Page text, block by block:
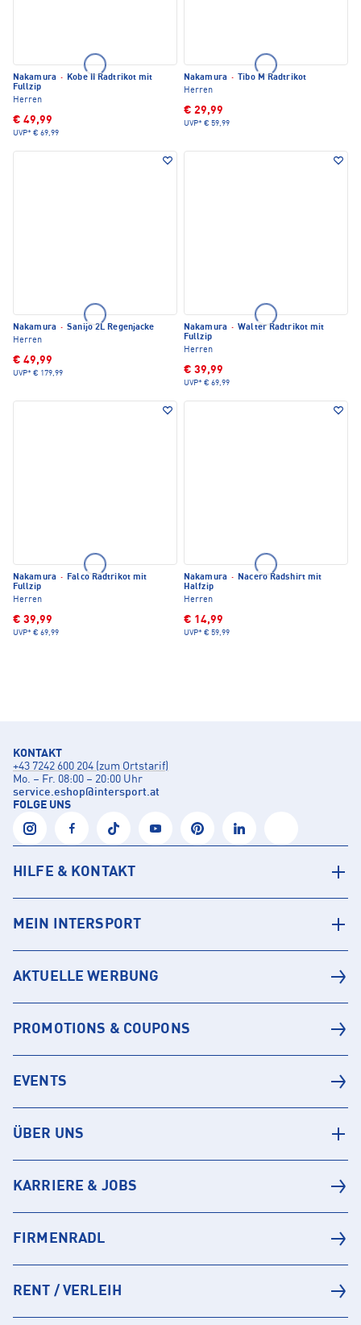
Nakamura · Kobe II Radtrikot mit
Fullzip
Herren
€ 49,99
UVP* € 69,99
Nakamura ·
Tibo M Radtrikot
Herren
€ 29,99
UVP* € 59,99
Nakamura · Sanijo 2L Regenjacke
Herren
€ 49,99
UVP* € 179,99
Nakamura · Walter Radtrikot mit
Fullzip
Herren
€ 39,99
UVP* € 69,99
Nakamura · Falco Radtrikot mit
Fullzip
Herren
€ 39,99
UVP* € 69,99
Nakamura · Nacero Radshirt mit
Halfzip
Herren
€ 14,99
UVP* € 59,99
KONTAKT
+43 7242 600 204 (zum Ortstarif)
Mo. – Fr. 08:00 – 20:00 Uhr
service.eshop@intersport.at
FOLGE UNS
HILFE & KONTAKT
MEIN INTERSPORT
AKTUELLE WERBUNG
PROMOTIONS & COUPONS
EVENTS
ÜBER UNS
KARRIERE & JOBS
FIRMENRADL
RENT / VERLEIH